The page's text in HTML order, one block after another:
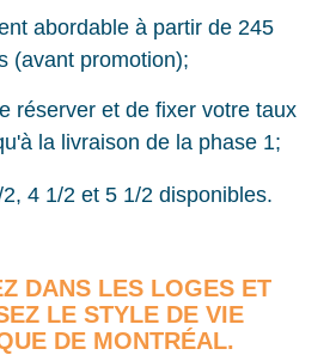
abordable à partir de 245
(avant promotion);
réserver et de fixer votre taux
la livraison de la phase 1;
4 1/2 et 5 1/2 disponibles.
DANS LES LOGES ET
LE STYLE DE VIE
DE MONTRÉAL.